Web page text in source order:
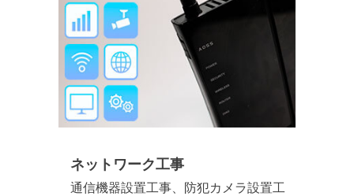
ネットワーク工事
通信機器設置工事、防犯カメラ設置工